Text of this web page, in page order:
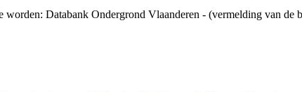
Databank Ondergrond Vlaanderen - (vermelding van de